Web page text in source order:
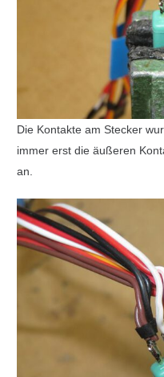
Die Kontakte am Stecker
immer erst die äußeren
an.